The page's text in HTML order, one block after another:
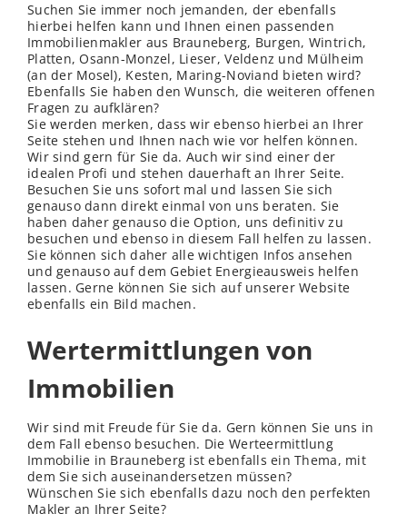
Suchen Sie immer noch jemanden, der ebenfalls
hierbei helfen kann und Ihnen einen passenden
Immobilienmakler aus Brauneberg, Burgen, Wintrich,
Platten, Osann-Monzel, Lieser, Veldenz und Mülheim
(an der Mosel), Kesten, Maring-Noviand bieten wird?
Ebenfalls Sie haben den Wunsch, die weiteren offenen
Fragen zu aufklären?
Sie werden merken, dass wir ebenso hierbei an Ihrer
Seite stehen und Ihnen nach wie vor helfen können.
Wir sind gern für Sie da. Auch wir sind einer der
idealen Profi und stehen dauerhaft an Ihrer Seite.
Besuchen Sie uns sofort mal und lassen Sie sich
genauso dann direkt einmal von uns beraten. Sie
haben daher genauso die Option, uns definitiv zu
besuchen und ebenso in diesem Fall helfen zu lassen.
Sie können sich daher alle wichtigen Infos ansehen
und genauso auf dem Gebiet Energieausweis helfen
lassen. Gerne können Sie sich auf unserer Website
ebenfalls ein Bild machen.
Wertermittlungen von
Immobilien
Wir sind mit Freude für Sie da. Gern können Sie uns in
dem Fall ebenso besuchen. Die Werteermittlung
Immobilie in Brauneberg ist ebenfalls ein Thema, mit
dem Sie sich auseinandersetzen müssen?
Wünschen Sie sich ebenfalls dazu noch den perfekten
Makler an Ihrer Seite?